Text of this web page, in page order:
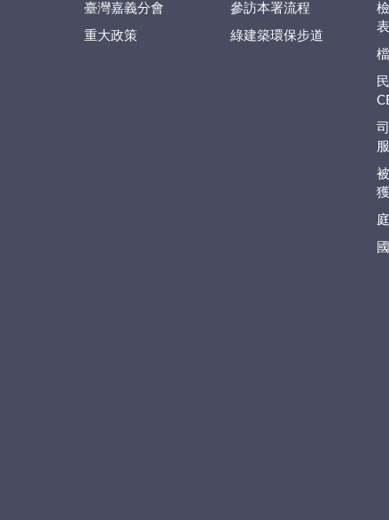
臺灣嘉義分會
重大政策
參訪本署流程
綠建築環保步道
表